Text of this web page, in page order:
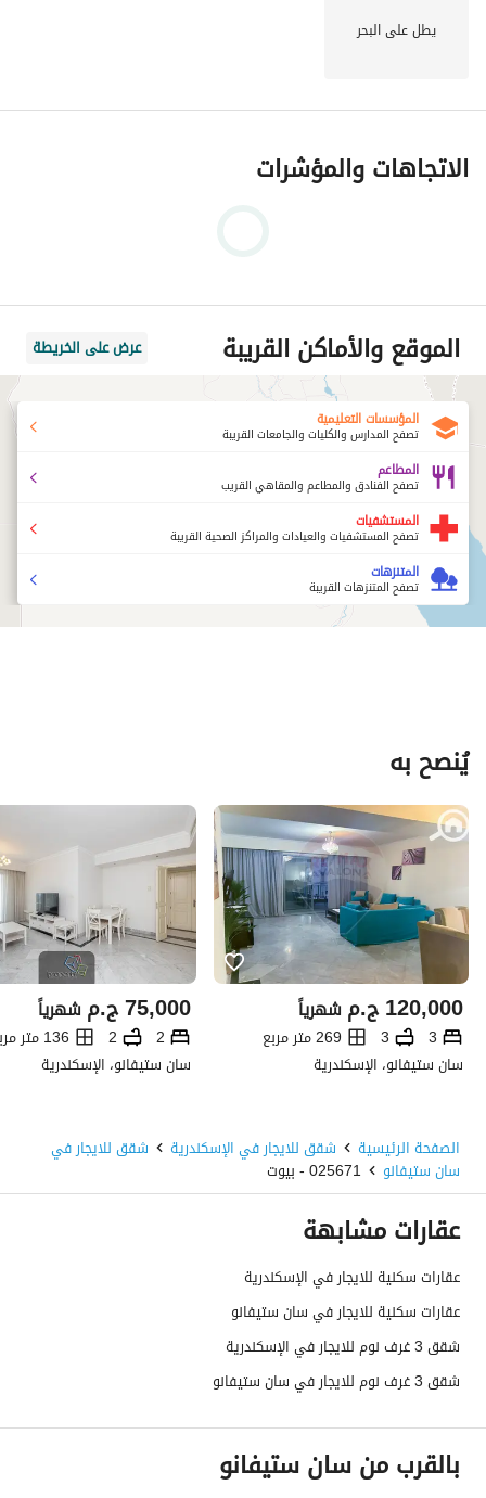
يطل على البحر
الاتجاهات والمؤشرات
الموقع والأماكن القريبة عرض على الخريطة
المؤسسات التعليمية
تصفح المدارس والكليات والجامعات القريبة
المطاعم
تصفح الفنادق والمطاعم والمقاهي القريب
المستشفيات
تصفح المستشفيات والعيادات والمراكز الصحية القريبة
المتنزهات
تصفح المتنزهات القريبة
يُنصح به
ج.م120,000 شهرياً
3
3
269 متر مربع
سان ستيفانو، الإسكندرية
ج.م75,000 شهرياً
2
2
136 متر مربع
سان ستيفانو، الإسكندرية
الصفحة الرئيسية شقق للايجار في الإسكندرية شقق للايجار في
سان ستيفانو 025671 - بيوت
عقارات مشابهة
عقارات سكنية للايجار في الإسكندرية
عقارات سكنية للايجار في سان ستيفانو
شقق 3 غرف نوم للايجار في الإسكندرية
شقق 3 غرف نوم للايجار في سان ستيفانو
بالقرب من سان ستيفانو